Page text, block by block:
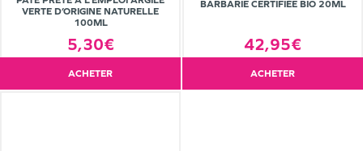
VERTE D’ORIGINE NATURELLE
100ML
5,30€
ACHETER
BARBARIE CERTIFIÉE BIO 20ML
42,95€
ACHETER